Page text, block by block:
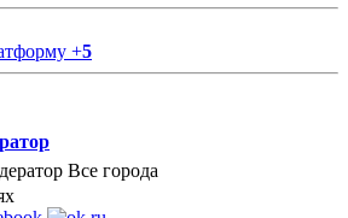
+5
Все города